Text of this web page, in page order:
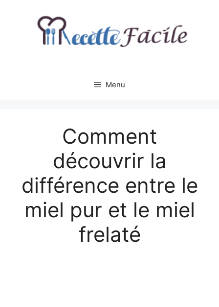
Menu
Comment
découvrir la
différence entre le
miel pur et le miel
frelaté